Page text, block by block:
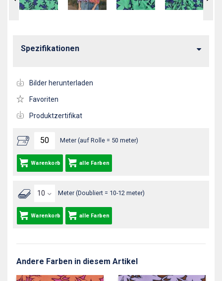
Meter (auf Rolle = 50 meter)
Warenkorb alle Farben
Meter (Doubliert = 10-12 meter)
Warenkorb alle Farben
Spezifikationen
Bilder herunterladen
Favoriten
Produktzertifikat
Andere Farben in diesem Artikel